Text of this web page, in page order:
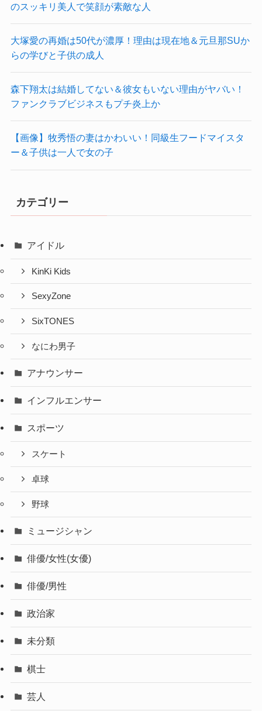
のスッキリ美人で笑顔が素敵な人
大塚愛の再婚は50代が濃厚！理由は現在地＆元旦那SUか
らの学びと子供の成人
森下翔太は結婚してない＆彼女もいない理由がヤバい！
ファンクラブビジネスもプチ炎上か
【画像】牧秀悟の妻はかわいい！同級生フードマイスタ
ー＆子供は一人で女の子
カテゴリー
アイドル
KinKi Kids
SexyZone
SixTONES
なにわ男子
アナウンサー
インフルエンサー
スポーツ
スケート
卓球
野球
ミュージシャン
俳優/女性(女優)
俳優/男性
政治家
未分類
棋士
芸人